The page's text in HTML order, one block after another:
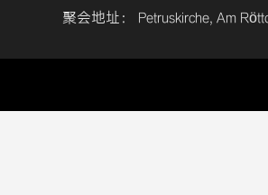
聚会地址： Petruskirche, Am